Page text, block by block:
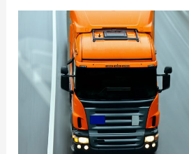
câmeras
veiculares
frota
de
ônibus:
maiores